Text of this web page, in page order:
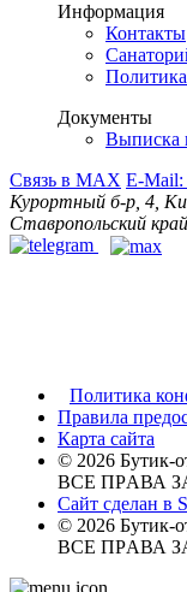
Информация
Контакты
Документы
Выписка
Связь в MAX E-Mail:
Курортный б-р, 4,
Ставропольский
Политика
Правила
Карта сайта
© 2026 Бутик-
ВСЕ ПPАВА
Сайт сделан в
© 2026 Бутик-
ВСЕ ПPАВА